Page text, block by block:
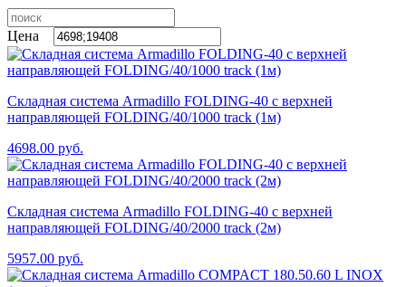
Цена
Складная система Armadillo FOLDING-40 с верхней
направляющей FOLDING/40/1000 track (1м)
4698.00 руб.
Складная система Armadillo FOLDING-40 с верхней
направляющей FOLDING/40/2000 track (2м)
5957.00 руб.